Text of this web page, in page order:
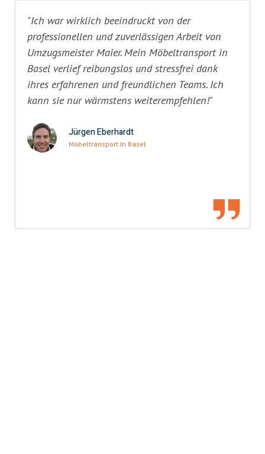
"Ich war wirklich beeindruckt von der
professionellen und zuverlässigen Arbeit von
Umzugsmeister Maier. Mein Möbeltransport in
Basel verlief reibungslos und stressfrei dank
ihres erfahrenen und freundlichen Teams. Ich
kann sie nur wärmstens weiterempfehlen!"
Jürgen Eberhardt
Möbeltransport in Basel